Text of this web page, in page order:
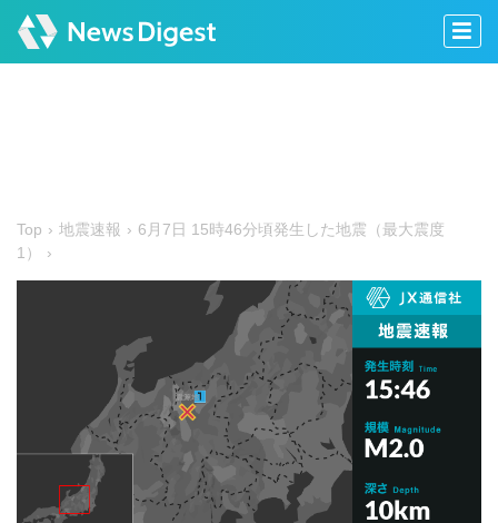
Top 地震速報
6月7日 15時46分頃発生した地震（最大震度
1）